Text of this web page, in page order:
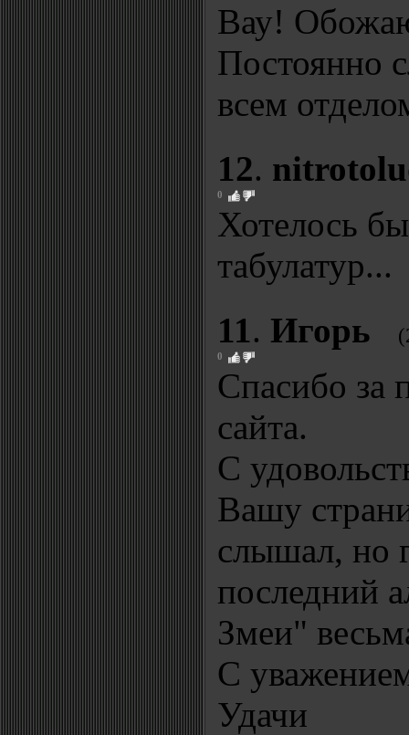
Вау!
Постоянно
всем
12.
0
Хотелось
табулатур...
11. Игорь
0
Спасибо за
сайта.
С
Вашу
слышал, но
последний
Змеи"
С
Удачи